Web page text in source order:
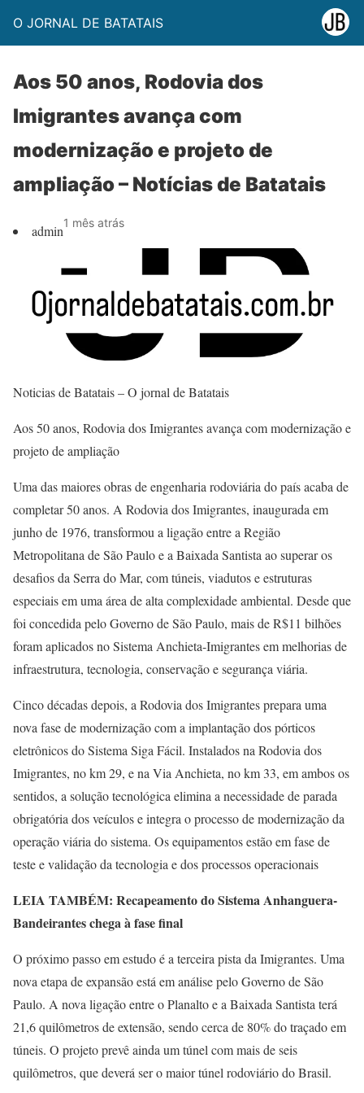
O JORNAL DE BATATAIS
Aos 50 anos, Rodovia dos
Imigrantes avança com
modernização e projeto de
ampliação – Notícias de Batatais
admin1 mês atrás
Noticias de Batatais – O jornal de Batatais
Aos 50 anos, Rodovia dos Imigrantes avança com modernização e
projeto de ampliação
Uma das maiores obras de engenharia rodoviária do país acaba de
completar 50 anos. A Rodovia dos Imigrantes, inaugurada em
junho de 1976, transformou a ligação entre a Região
Metropolitana de São Paulo e a Baixada Santista ao superar os
desafios da Serra do Mar, com túneis, viadutos e estruturas
especiais em uma área de alta complexidade ambiental. Desde que
foi concedida pelo Governo de São Paulo, mais de R$11 bilhões
foram aplicados no Sistema Anchieta-Imigrantes em melhorias de
infraestrutura, tecnologia, conservação e segurança viária.
Cinco décadas depois, a Rodovia dos Imigrantes prepara uma
nova fase de modernização com a implantação dos pórticos
eletrônicos do Sistema Siga Fácil. Instalados na Rodovia dos
Imigrantes, no km 29, e na Via Anchieta, no km 33, em ambos os
sentidos, a solução tecnológica elimina a necessidade de parada
obrigatória dos veículos e integra o processo de modernização da
operação viária do sistema. Os equipamentos estão em fase de
teste e validação da tecnologia e dos processos operacionais
LEIA TAMBÉM: Recapeamento do Sistema Anhanguera-
Bandeirantes chega à fase final
O próximo passo em estudo é a terceira pista da Imigrantes. Uma
nova etapa de expansão está em análise pelo Governo de São
Paulo. A nova ligação entre o Planalto e a Baixada Santista terá
21,6 quilômetros de extensão, sendo cerca de 80% do traçado em
túneis. O projeto prevê ainda um túnel com mais de seis
quilômetros, que deverá ser o maior túnel rodoviário do Brasil.